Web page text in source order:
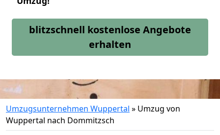
blitzschnell kostenlose Angebote
erhalten
Umzugsunternehmen Wuppertal » Umzug von
Wuppertal nach Dommitzsch